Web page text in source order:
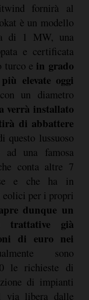
fornirà al
è un modello
di 1 MW, una
e certificata
turco e in grado
elevate oggi
un diametro
verrà installato
di abbattere
questo lussuoso
ad una famosa
conta altre 7
e che ha in
per i propri
dunque un
trattative già
di euro nei
sono
le richieste di
di impianti
via libera dalle